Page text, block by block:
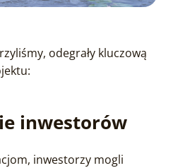
odegrały kluczową
inwestorów
inwestorzy mogli